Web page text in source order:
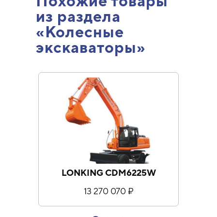
из раздела
«Колесные
экскаваторы»
LONKING CDM6225W
13 270 070 ₽